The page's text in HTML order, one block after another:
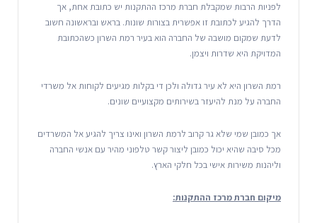
לפניות הרבות שמקבלת חברת מרכז ההתקנות יש כתובת אחת, אך
הדרך להגיע לכתובת זו אפשרית בצורות שונות. בראש ובראשונה חשוב
לדעת שמקום מושבה של החברה הוא בעיר רמת השרון כשהכתובת
המדויקת היא שדרות ויצמן.
רמת השרון היא לא עיר גדולה ולכן די בקלות מגיעים לקוחות אל משרדי
החברה על מנת להיעזר בשירותים מקצועיים שונים.
אך כמובן שמי שלא גר קרוב לרמת השרון ואינו צריך להגיע אל המשרדים
מכל סיבה שהיא יכול כמובן ליצור קשר טלפוני מהיר עם אנשי החברה
וליהנות משירות אישי בכל חלקי הארץ.
מיקום חברת מרכז ההתקנות: